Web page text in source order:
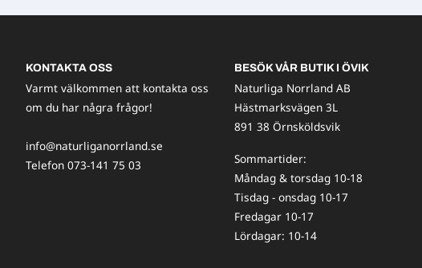
KONTAKTA OSS
Varmt välkommen att kontakta oss
om du har några frågor!
info@naturliganorrland.se
Telefon 073-141 75 03
BESÖK VÅR BUTIK I ÖVIK
Naturliga Norrland AB
Hästmarksvägen 3L
891 38 Örnsköldsvik
Sommartider:
Måndag & torsdag 10-18
Tisdag - onsdag 10-17
Fredagar 10-17
Lördagar: 10-14